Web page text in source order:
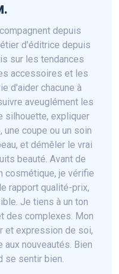
depuis
d'éditrice depuis
sur les tendances
accessoires et les
d'aider chacune à
aveuglément les
silhouette, expliquer
coupe ou un soin
et démêler le vrai
beauté. Avant de
cosmétique, je vérifie
rapport qualité-prix,
Je tiens à un ton
des complexes. Mon
et expression de soi,
nouveautés. Bien
se sentir bien.